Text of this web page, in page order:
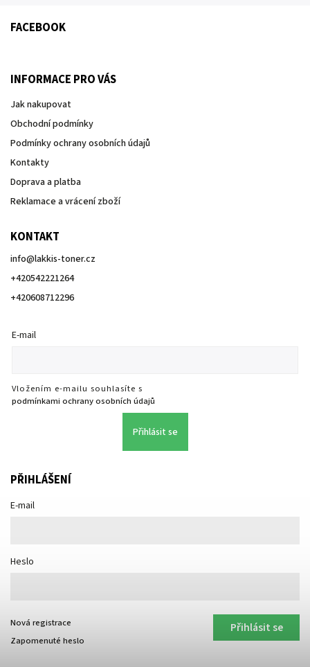
FACEBOOK
INFORMACE PRO VÁS
Jak nakupovat
Obchodní podmínky
Podmínky ochrany osobních údajů
Kontakty
Doprava a platba
Reklamace a vrácení zboží
KONTAKT
info@lakkis-toner.cz
+420542221264
+420608712296
E-mail
Vložením e-mailu souhlasíte s
podmínkami ochrany osobních údajů
Přihlásit se
PŘIHLÁŠENÍ
E-mail
Heslo
Přihlásit se
Nová registrace
Zapomenuté heslo